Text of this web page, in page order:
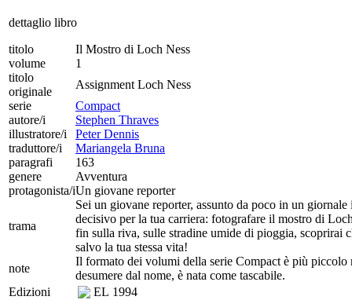
dettaglio libro
titolo
Il Mostro di Loch Ness
volume
1
titolo
originale
Assignment Loch Ness
serie
Compact
autore/i
Stephen Thraves
illustratore/i
Peter Dennis
traduttore/i
Mariangela Bruna
paragrafi
163
genere
Avventura
protagonista/iUn giovane reporter
trama
Sei un giovane reporter, assunto da poco in un
decisivo per la tua carriera: fotografare il mostro di
fin sulla riva, sulle stradine umide di pioggia, scoprirai
salvo la tua stessa vita!
note
Il formato dei volumi della serie Compact è più
desumere dal nome, è nata come tascabile.
Edizioni
EL 1994